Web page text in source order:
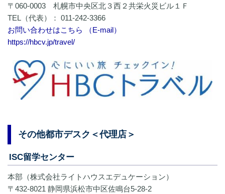
〒060-0003 札幌市中央区北３西２共栄火災ビル１Ｆ
TEL（代表）： ​011-242-3366
お問い合わせはこちら （E-mail）
https://hbcv.jp/travel/
その他都市デスク＜代理店＞
ISC留学センター
本部（株式会社ライトハウスエデュケーション）
〒432-8021 静岡県浜松市中区佐鳴台5-28-2